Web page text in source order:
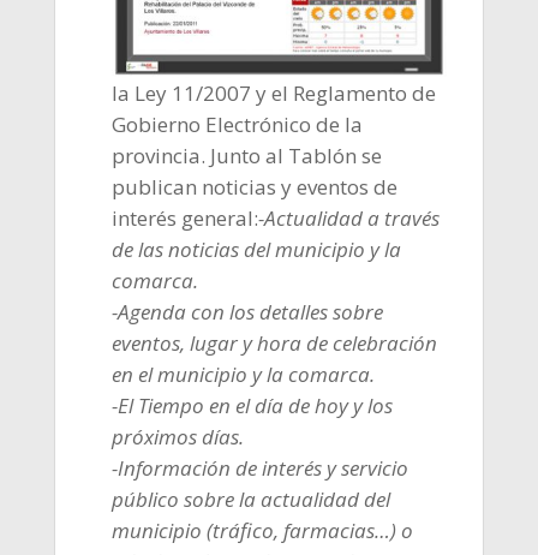
la Ley 11/2007 y el Reglamento de
Gobierno Electrónico de la
provincia. Junto al Tablón se
publican noticias y eventos de
interés general:-Actualidad a través
de las noticias del municipio y la
comarca.
-Agenda con los detalles sobre
eventos, lugar y hora de celebración
en el municipio y la comarca.
-El Tiempo en el día de hoy y los
próximos días.
-Información de interés y servicio
público sobre la actualidad del
municipio (tráfico, farmacias…) o